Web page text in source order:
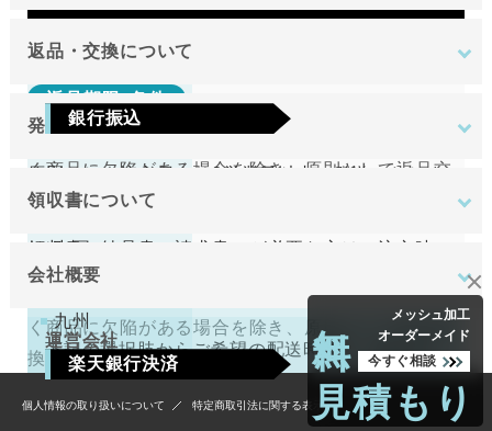
メッシュ加工
オーダーメイド
見積もり
今すぐ相談
Visa Mastercard JCB
AMEX
銀行振込
ご注文確定後7日以内に指定の口座へお振込みを
お願いいたします。ご入金確認後の商品手配と
いいたします。
楽天銀行決済
注文確認画面の後に、楽天銀行決済のログイン
地域
東北
関東
近畿
中国
四国
九州
北海道
4,400円（税込）
返品・交換について
返品期限･条件
切り売り商品やメーカー取り寄せ商品の場合、著し
く商品に欠陥がある場合を除き、原則として返品交
換を受け付けておりません。
切り売り商品やメーカー取り寄せ商品の場合、著し
く商品に欠陥がある場合を除き、原則として返品交
換を受け付けておりません。
不良品
発送について
原則として注文日より2営業日以内に発送いたしま
す。
させて頂きます。
下記の選択肢からご希望の配送時間をご指定頂
けます。
領収書について
領収書（納品書、請求書）が必要な方はご注文時に
お申し付けください。
会社概要
運営会社
tantore株式会社
個人情報の取り扱いについて 特定商取引法に関する表示